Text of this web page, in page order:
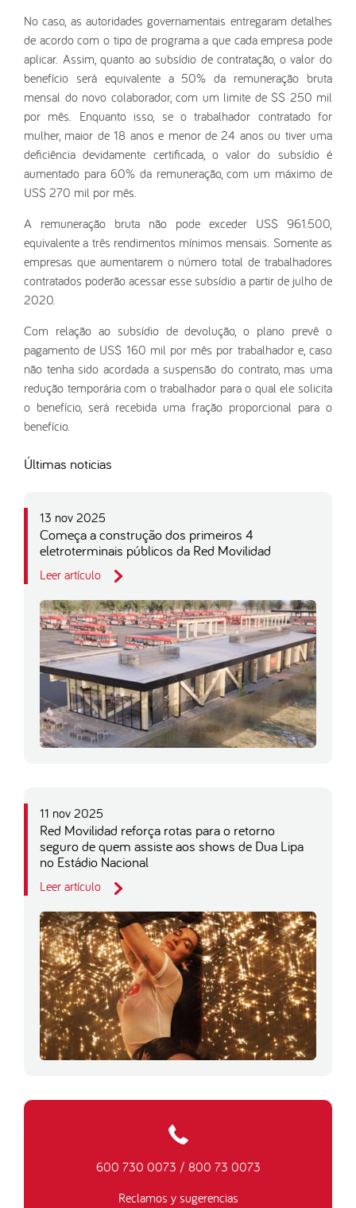
No caso, as autoridades governamentais entregaram detalhes
de acordo com o tipo de programa a que cada empresa pode
aplicar. Assim, quanto ao subsídio de contratação, o valor do
benefício será equivalente a 50% da remuneração bruta
mensal do novo colaborador, com um limite de $$ 250 mil
por mês. Enquanto isso, se o trabalhador contratado for
mulher, maior de 18 anos e menor de 24 anos ou tiver uma
deficiência devidamente certificada, o valor do subsídio é
aumentado para 60% da remuneração, com um máximo de
US$ 270 mil por mês.
A remuneração bruta não pode exceder US$ 961.500,
equivalente a três rendimentos mínimos mensais. Somente as
empresas que aumentarem o número total de trabalhadores
contratados poderão acessar esse subsídio a partir de julho de
2020.
Com relação ao subsídio de devolução, o plano prevê o
pagamento de US$ 160 mil por mês por trabalhador e, caso
não tenha sido acordada a suspensão do contrato, mas uma
redução temporária com o trabalhador para o qual ele solicita
o benefício, será recebida uma fração proporcional para o
benefício.
Últimas noticias
13 nov 2025
Começa a construção dos primeiros 4
eletroterminais públicos da Red Movilidad
Leer artículo
11 nov 2025
Red Movilidad reforça rotas para o retorno
seguro de quem assiste aos shows de Dua Lipa
no Estádio Nacional
Leer artículo
600 730 0073 / 800 73 0073
Reclamos y sugerencias